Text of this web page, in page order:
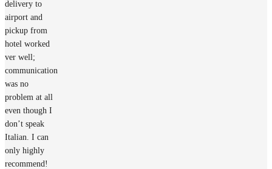
delivery to
airport and
pickup from
hotel worked
ver well;
communication
was no
problem at all
even though I
don’t speak
Italian. I can
only highly
recommend!